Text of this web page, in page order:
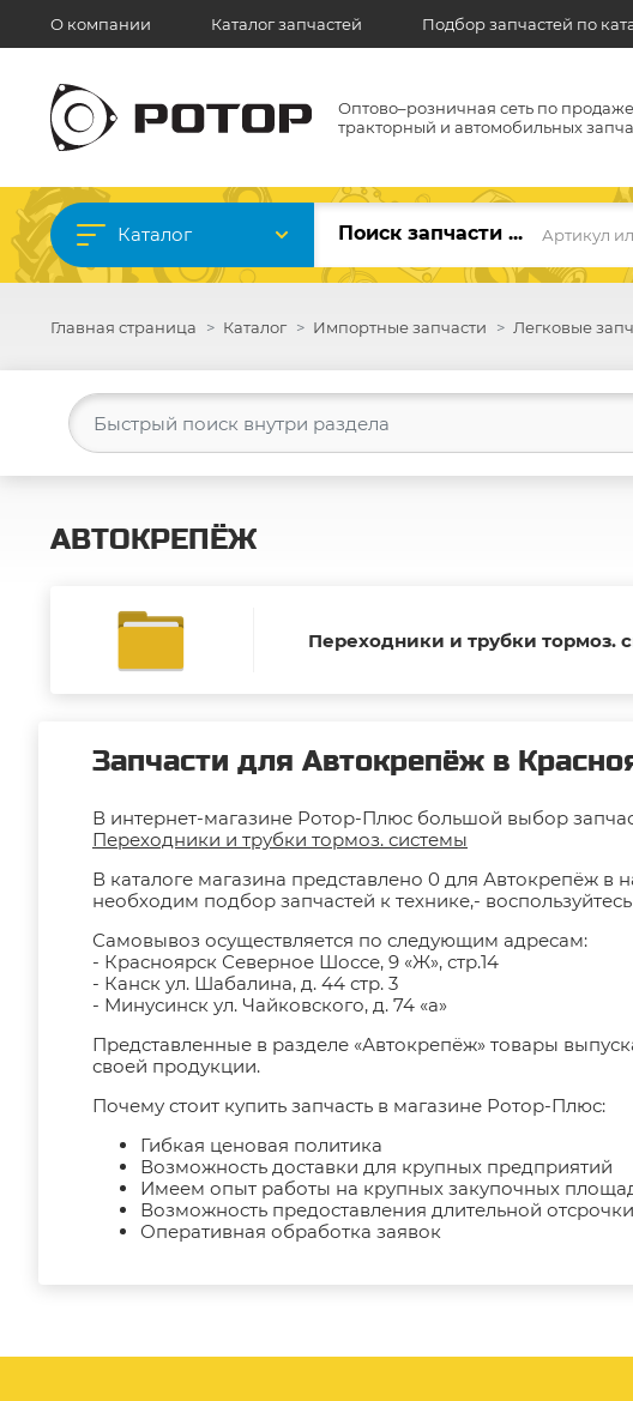
О компании Каталог запчастей Подбор запчастей по
Оптово–розничная сеть по продаже
тракторный и автомобильных
Каталог Артикул
Главная страница Каталог Импортные запчасти Легковые
АВТОКРЕПЁЖ
Переходники и трубки тормоз.
Запчасти для Автокрепёж в
В интернет-магазине Ротор-Плюс большой выбор
Переходники и трубки тормоз. системы
В каталоге магазина представлено 0 для Автокрепёж
необходим подбор запчастей к технике,-
Самовывоз осуществляется по следующим адресам:
- Красноярск Северное Шоссе, 9 «Ж», стр.14
- Канск ул. Шабалина, д. 44 стр. 3
- Минусинск ул. Чайковского, д. 74 «а»
Представленные в разделе «Автокрепёж» товары
своей продукции.
Почему стоит купить запчасть в магазине Ротор-Плюс:
Гибкая ценовая политика
Возможность доставки для крупных предприятий
Имеем опыт работы на крупных закупочных
Возможность предоставления длительной
Оперативная обработка заявок